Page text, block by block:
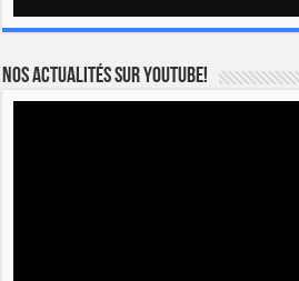
Nos actualités sur YOUTUBE!